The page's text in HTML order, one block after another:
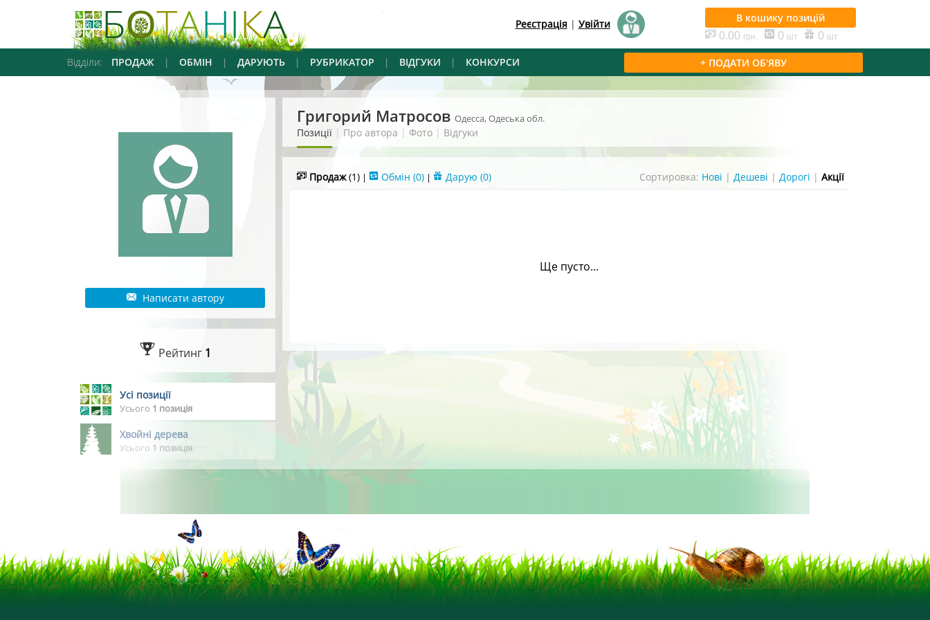
.
Реєстрація| Увійти В кошику позицій
0.00 грн. 0 шт 0 шт
Відділи: ПРОДАЖ | ОБМІН | ДАРУЮТЬ | РУБРИКАТОР | ВІДГУКИ | КОНКУРСИ + ПОДАТИ ОБ'ЯВУ
Написати автору
Рейтинг 1
Усі позиції
Усього 1 позиція
Хвойні дерева
Усього 1 позиція
Григорий Матросов Одесса, Одеська обл.
Позиції | Про автора | Фото | Відгуки
Продаж(1) | Обмін (0) | Дарую (0) Сортировка: Нові | Дешеві | Дорогі | Акції
Ще пусто...